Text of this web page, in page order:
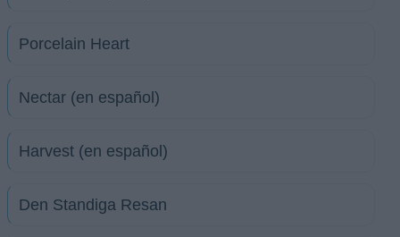
Porcelain Heart
Nectar (en español)
Harvest (en español)
Den Standiga Resan